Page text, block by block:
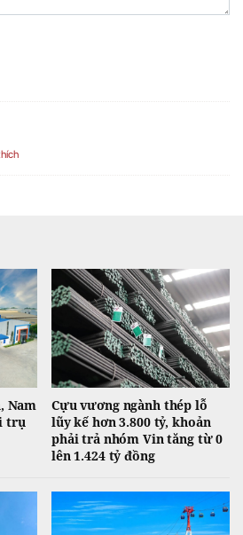
Nam
trụ
Cựu vương ngành thép lỗ
lũy kế hơn 3.800 tỷ, khoản
phải trả nhóm Vin tăng từ 0
lên 1.424 tỷ đồng